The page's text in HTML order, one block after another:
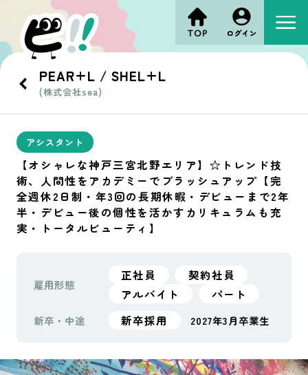
PEAR+L / SHEL+L
(株式会社sea)
アシスタント
【オシャレな神戸三宮北野エリア】☆トレンド技
術、人間性をアカデミーでブラッシュアップ【完
全週休2日制・年3回の長期休暇・デビューまで2年
半・デビュー後の個性を活かすカリキュラムも充
実・トータルビューティ】
雇用形態
正社員
契約社員
アルバイト
パート
新卒・中途 新卒採用 2027年3月卒業生